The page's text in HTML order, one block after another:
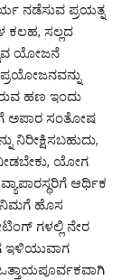
ನಡೆಸುವ ಪ್ರಯತ್ನ
ಕಲಹ, ಸಲ್ಲದ
ಯೋಜನೆ
ಹಣ ಇಂದು
ಅಪಾರ ಸಂತೋಷ
ನಿರೀಕ್ಷಿಸಬಹುದು,
ಯೋಗ
ಆರ್ಥಿಕ
ನಿಮಗೆ ಹೊಸ
ಗಳಲ್ಲಿ ನೇರ
ಇಳಿಯುವಾಗ